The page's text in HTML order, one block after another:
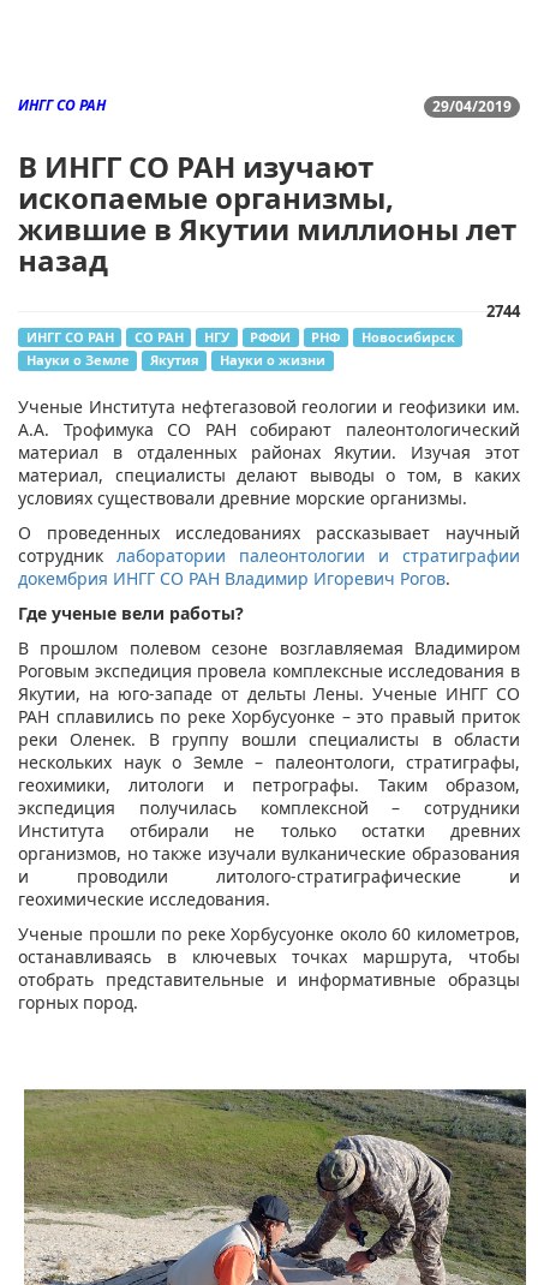
29/04/2019
ИНГГ СО РАН
В ИНГГ СО РАН изучают
ископаемые организмы,
жившие в Якутии миллионы лет
назад
2744
ИНГГ СО РАН СО РАН НГУ РФФИ РНФ
Новосибирск
Науки о Земле
Якутия Науки о жизни
Ученые Института нефтегазовой геологии и геофизики им.
А.А. Трофимука СО РАН собирают палеонтологический
материал в отдаленных районах Якутии. Изучая этот
материал, специалисты делают выводы о том, в каких
условиях существовали древние морские организмы.
О проведенных исследованиях рассказывает научный
сотрудник лаборатории палеонтологии и стратиграфии
докембрия ИНГГ СО РАН Владимир Игоревич Рогов.
Где ученые вели работы?
В прошлом полевом сезоне возглавляемая Владимиром
Роговым экспедиция провела комплексные исследования в
Якутии, на юго-западе от дельты Лены. Ученые ИНГГ СО
РАН сплавились по реке Хорбусуонке – это правый приток
реки Оленек. В группу вошли специалисты в области
нескольких наук о Земле – палеонтологи, стратиграфы,
геохимики, литологи и петрографы. Таким образом,
экспедиция получилась комплексной – сотрудники
Института отбирали не только остатки древних
организмов, но также изучали вулканические образования
и проводили литолого-стратиграфические и
геохимические исследования.
Ученые прошли по реке Хорбусуонке около 60 километров,
останавливаясь в ключевых точках маршрута, чтобы
отобрать представительные и информативные образцы
горных пород.